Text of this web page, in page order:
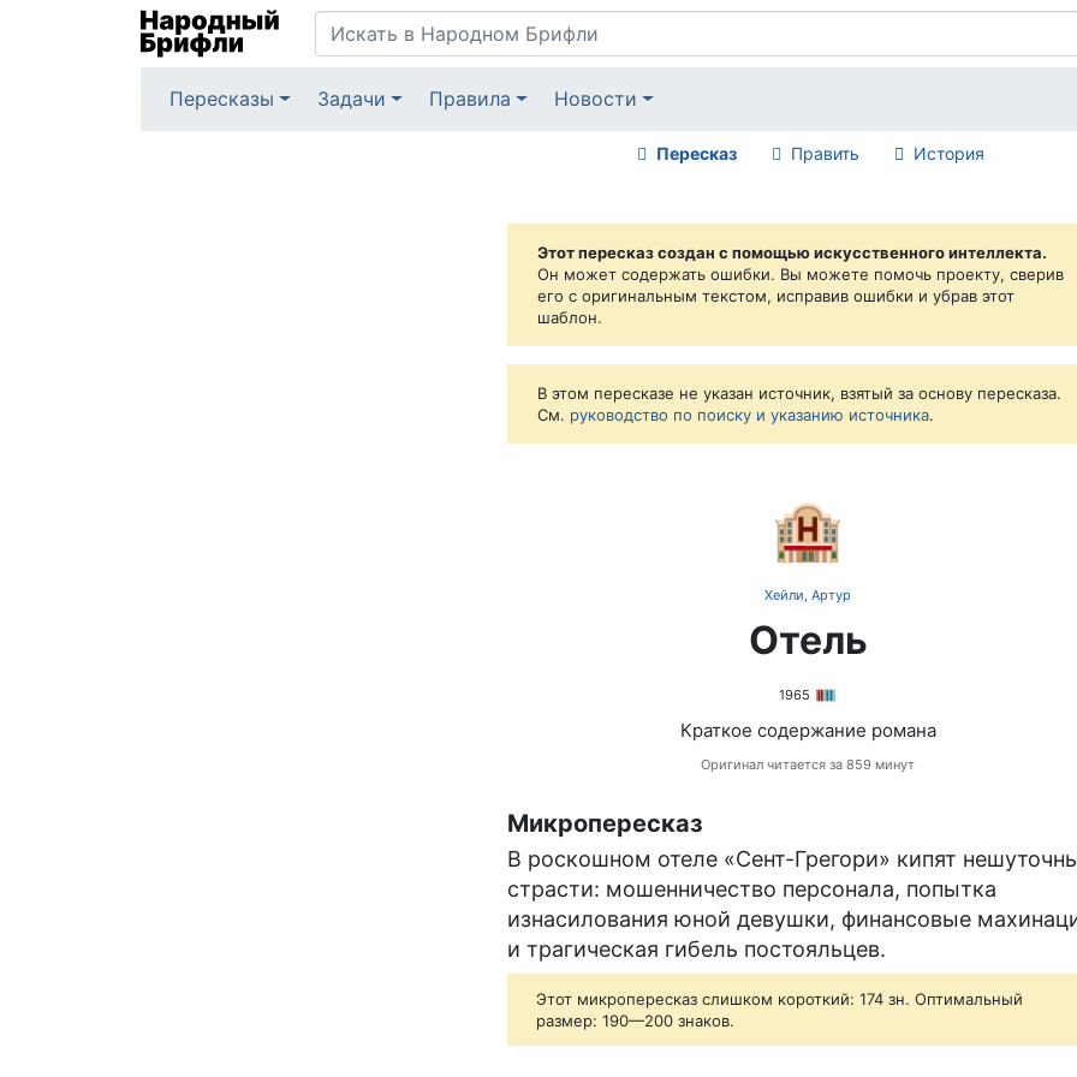
Пересказы Задачи Правила Новости
Пересказ Править История
Этот пересказ создан с помощью искусственного интеллекта.
Он может содержать ошибки. Вы можете помочь проекту, сверив
его с оригинальным текстом, исправив ошибки и убрав этот
шаблон.
В этом пересказе не указан источник, взятый за основу пересказа.
См. руководство по поиску и указанию источника.
🏨
Хейли, Артур
Отель
1965
Краткое содержание романа
Оригинал читается за 859 минут
Микропересказ
В роскошном отеле «Сент-Грегори» кипят
страсти: мошенничество персонала, попытка
изнасилования юной девушки, финансовые
и трагическая гибель постояльцев.
Этот микропересказ слишком короткий: 174 зн. Оптимальный
размер: 190—200 знаков.